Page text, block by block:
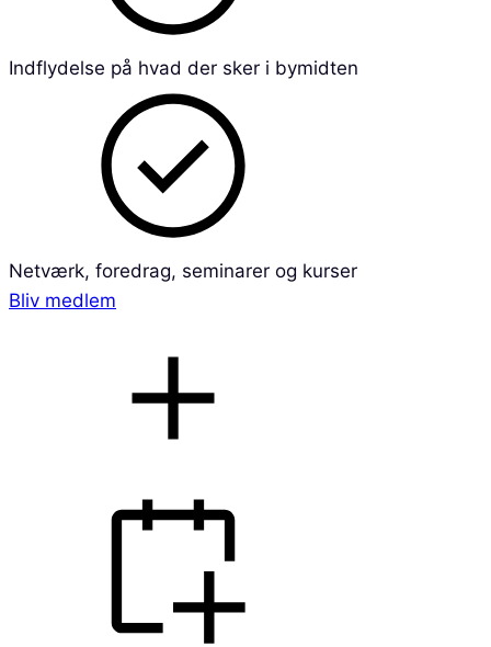
Indflydelse på hvad der sker i bymidten
Netværk, foredrag, seminarer og kurser
Bliv medlem